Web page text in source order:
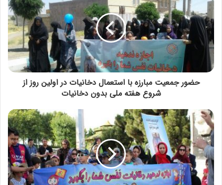
حضور جمعیت مبارزه با استعمال دخانیات در اولین روز از
شروع هفته ملی بدون دخانیات